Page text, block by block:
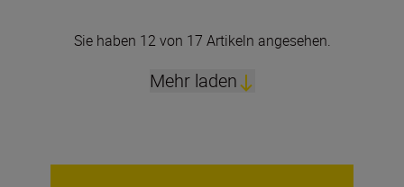
Sie haben 12 von 17 Artikeln angesehen.
Mehr laden